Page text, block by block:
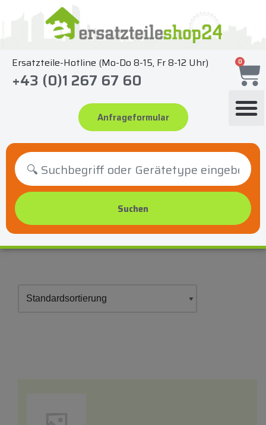
springen
Ersatzteile-Hotline (Mo-Do 8-15, Fr 8-12 Uhr)
+43 (0)1 267 67 60
Anfrageformular
0